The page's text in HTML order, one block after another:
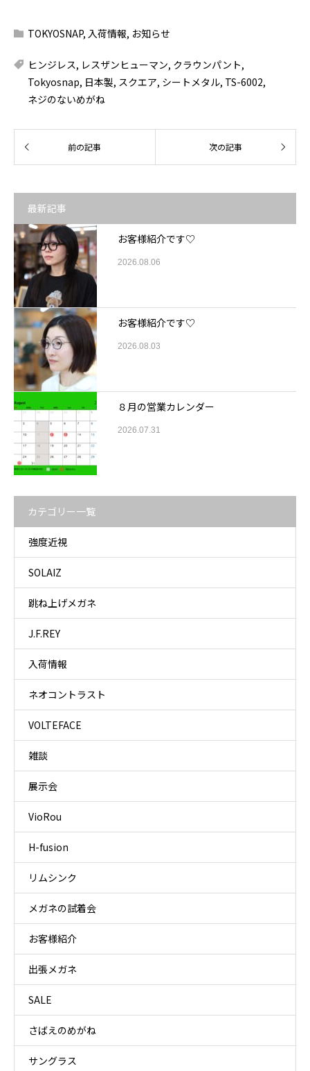
TOKYOSNAP, 入荷情報, お知らせ
ヒンジレス, レスザンヒューマン, クラウンパント,
Tokyosnap, 日本製, スクエア, シートメタル, TS-6002,
ネジのないめがね
最新記事
お客様紹介です♡
2026.08.06
お客様紹介です♡
2026.08.03
８月の営業カレンダー
2026.07.31
カテゴリー一覧
強度近視
SOLAIZ
跳ね上げメガネ
J.F.REY
入荷情報
ネオコントラスト
VOLTEFACE
雑談
展示会
VioRou
H-fusion
リムシンク
メガネの試着会
お客様紹介
出張メガネ
SALE
さばえのめがね
サングラス